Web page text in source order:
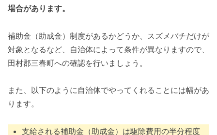
場合があります。
補助金（助成金）制度があるかどうか、スズメバチだけが
対象となるなど、自治体によって条件が異なりますので、
田村郡三春町への確認を行いましょう。
また、以下のように自治体でやってくれることには幅があ
ります。
支給される補助金（助成金）は駆除費用の半分程度